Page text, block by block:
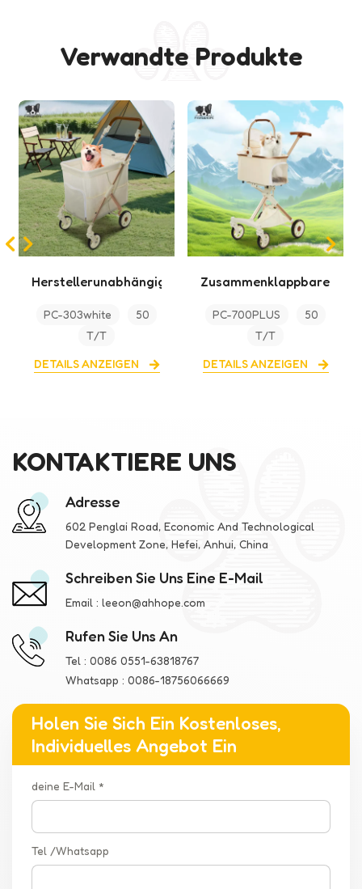
Verwandte Produkte
Zusammenklappbarer
Kinderwagen mit
kleinem Volumen und
großer Kapazität
PC-700PLUS
50
T/T
DETAILS ANZEIGEN
One-Touch-
Kinderwagen mit
Aufbewahrung
PC-303Pink
50
T/T
DETAILS ANZEIGEN
KONTAKTIERE UNS
Adresse
602 Penglai Road, Economic And Technological
Development Zone, Hefei, Anhui, China
Schreiben Sie Uns Eine E-Mail
Email : leeon@ahhope.com
Rufen Sie Uns An
Tel : 0086 0551-63818767
Whatsapp : 0086-18756066669
Holen Sie Sich Ein Kostenloses,
Individuelles Angebot Ein
deine E-Mail *
Tel /Whatsapp